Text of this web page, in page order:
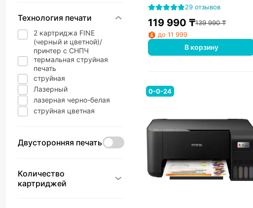
Технология печати
2 картриджа FINE
(черный и цветной)/
принтер с СНПЧ
термальная струйная
печать
струйная
Лазерный
лазерная черно-белая
струйная цветная
Двусторонняя печать
Количество
картриджей
29 отзывов
119 990 ₸139 990₸
до 11 999
В корзину
0-0-24